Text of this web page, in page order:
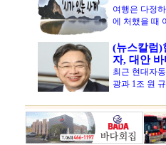
여행은 다정
에 처했을 때
(뉴스칼럼)
자, 대안
최근 현대자
광과 1조 원